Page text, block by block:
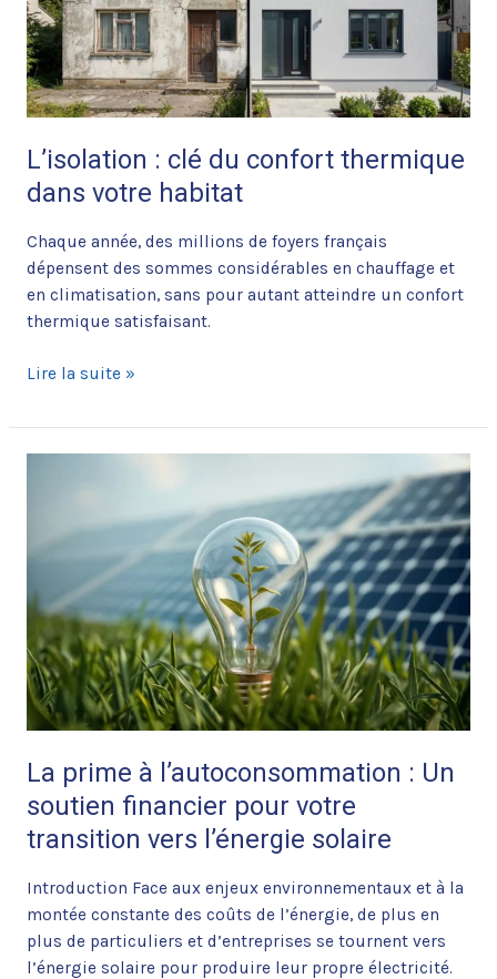
L’isolation : clé du confort thermique
dans votre habitat
Chaque année, des millions de foyers français
dépensent des sommes considérables en chauffage et
en climatisation, sans pour autant atteindre un confort
thermique satisfaisant.
thermique
dans
votre
habitat
Lire la suite »
La prime à l’autoconsommation : Un
soutien financier pour votre
transition vers l’énergie solaire
Introduction Face aux enjeux environnementaux et à la
montée constante des coûts de l’énergie, de plus en
plus de particuliers et d’entreprises se tournent vers
l’énergie solaire pour produire leur propre électricité.
l’autoconsommation
Un
soutien
financier
pour
votre
transition
vers
l’énergie
solaire